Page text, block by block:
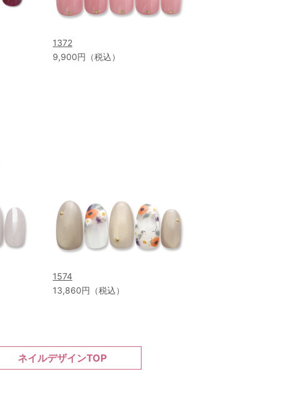
1372
9,900円（税込）
1574
13,860円（税込）
ネイルデザインTOP